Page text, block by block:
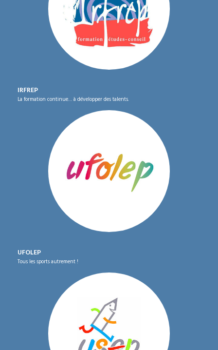
IRFREP
La formation continue… à développer des talents.
UFOLEP
Tous les sports autrement !